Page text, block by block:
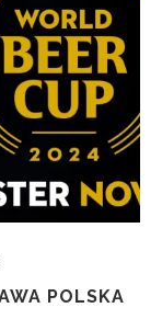
POLSKA